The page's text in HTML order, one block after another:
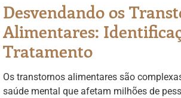
Desvendando os
Alimentares:
Tratamento
Os transtornos alimentares são
saúde mental que afetam milhões de